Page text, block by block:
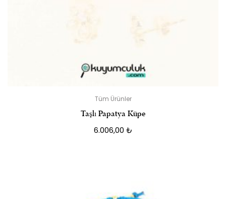
Tüm Ürünler
Taşlı Papatya Küpe
6.006,00 ₺